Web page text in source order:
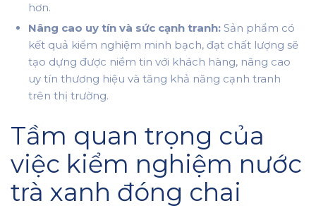
hơn.
Nâng cao uy tín và sức cạnh tranh: Sản phẩm có
kết quả kiểm nghiệm minh bạch, đạt chất lượng sẽ
tạo dựng được niềm tin với khách hàng, nâng cao
uy tín thương hiệu và tăng khả năng cạnh tranh
trên thị trường.
Tầm quan trọng của
việc kiểm nghiệm nước
trà xanh đóng chai